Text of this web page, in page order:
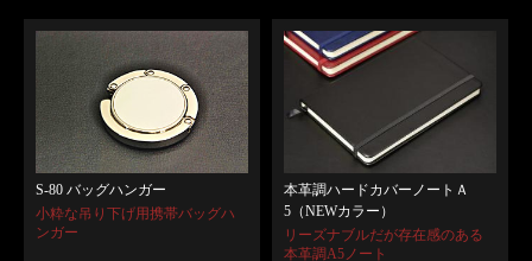
S-80 バッグハンガー
小粋な吊り下げ用携帯バッグハ
ンガー
本革調ハードカバーノートＡ
5（NEWカラー）
リーズナブルだが存在感のある
本革調A5ノート